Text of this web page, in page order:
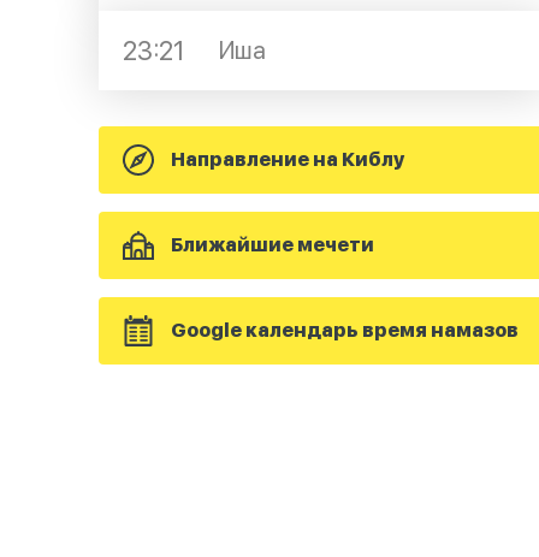
23:21 Иша
Направление на Киблу
Ближайшие мечети
Google календарь время намазов